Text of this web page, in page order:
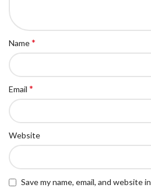
Name*
Email *
Website
Save my name, email, and website